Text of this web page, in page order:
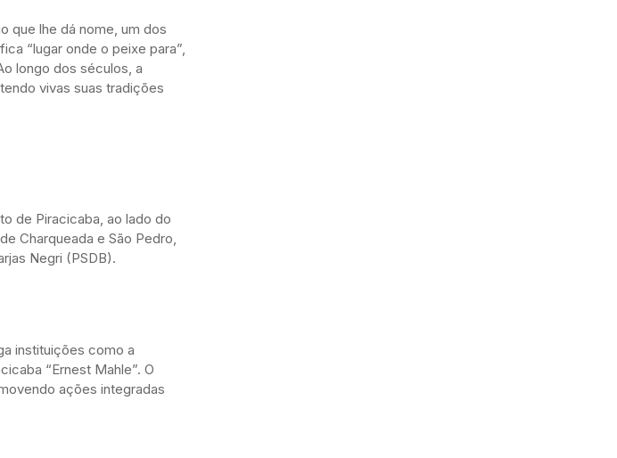
que lhe dá nome, um dos
“lugar onde o peixe para”,
longo dos séculos, a
vivas suas tradições
de Piracicaba, ao lado do
Charqueada e São Pedro,
Negri (PSDB).
instituições como a
“Ernest Mahle”. O
ações integradas